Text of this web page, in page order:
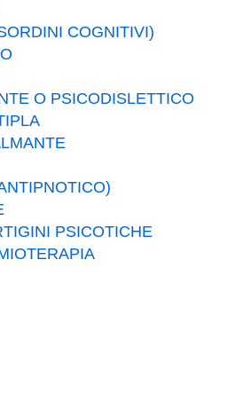
COGNITIVI)
O PSICODISLETTICO
PSICOTICHE